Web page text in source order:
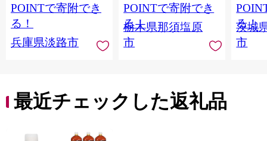
POINTで寄附でき
る！
兵庫県淡路市
ステロール】
POINTで寄附でき
る！
栃木県那須塩原
市
ンド
庫 ド
入れし
アタイ
る！
茨城
市
最近チェックした返礼品